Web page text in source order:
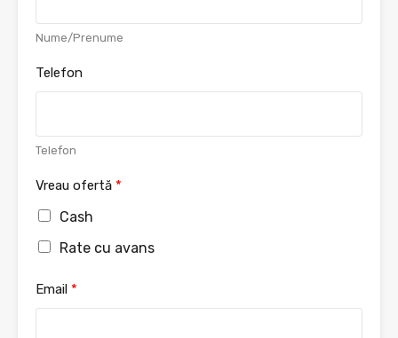
s
ta
t
Nume/Prenume
Telefon
Telefon
Vreau ofertă *
Cash
Rate cu avans
Email *